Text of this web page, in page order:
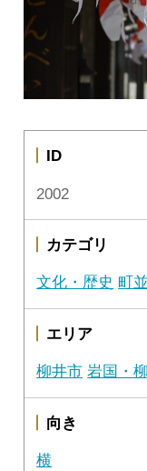
ID
2002
カテゴリ
文化・歴史 町
エリア
柳井市 岩国・
向き
横